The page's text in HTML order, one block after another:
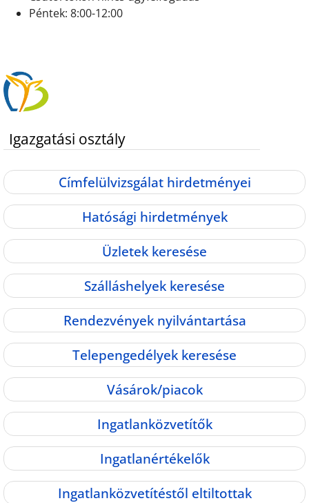
Péntek: 8:00-12:00
Igazgatási osztály
Címfelülvizsgálat hirdetményei
Hatósági hirdetmények
Üzletek keresése
Szálláshelyek keresése
Rendezvények nyilvántartása
Telepengedélyek keresése
Vásárok/piacok
Ingatlanközvetítők
Ingatlanértékelők
Ingatlanközvetítéstől eltiltottak